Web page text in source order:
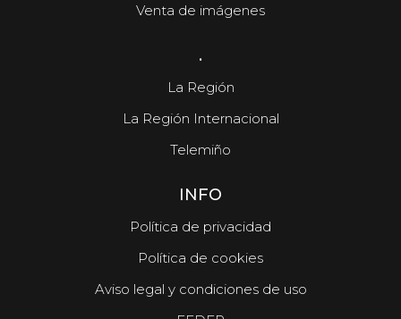
Venta de imágenes
.
La Región
La Región Internacional
Telemiño
INFO
Política de privacidad
Política de cookies
Aviso legal y condiciones de uso